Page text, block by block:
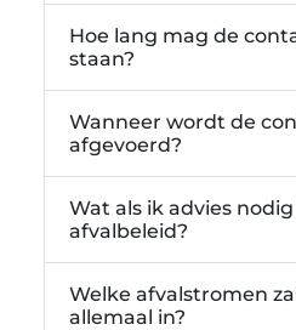
Hoe lang mag de
staan?
Wanneer wordt de
afgevoerd?
Wat als ik advies
afvalbeleid?
Welke afvalstromen
allemaal in?